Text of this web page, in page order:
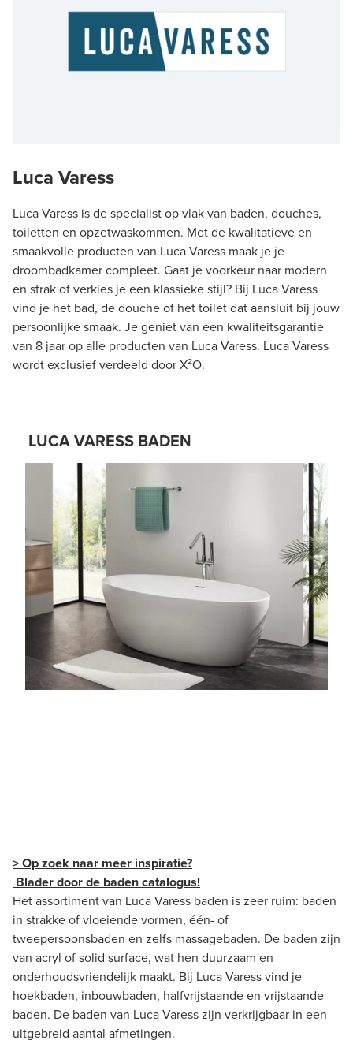
Luca Varess
Luca Varess is de specialist op vlak van baden, douches,
toiletten en opzetwaskommen. Met de kwalitatieve en
smaakvolle producten van Luca Varess maak je je
droombadkamer compleet. Gaat je voorkeur naar modern
en strak of verkies je een klassieke stijl? Bij Luca Varess
vind je het bad, de douche of het toilet dat aansluit bij jouw
persoonlijke smaak. Je geniet van een kwaliteitsgarantie
van 8 jaar op alle producten van Luca Varess. Luca Varess
wordt exclusief verdeeld door X²O.
LUCA VARESS BADEN
> Op zoek naar meer inspiratie?
Blader door de baden catalogus!
Het assortiment van Luca Varess baden is zeer ruim: baden
in strakke of vloeiende vormen, één- of
tweepersoonsbaden en zelfs massagebaden. De baden zijn
van acryl of solid surface, wat hen duurzaam en
onderhoudsvriendelijk maakt. Bij Luca Varess vind je
hoekbaden, inbouwbaden, halfvrijstaande en vrijstaande
baden. De baden van Luca Varess zijn verkrijgbaar in een
uitgebreid aantal afmetingen.